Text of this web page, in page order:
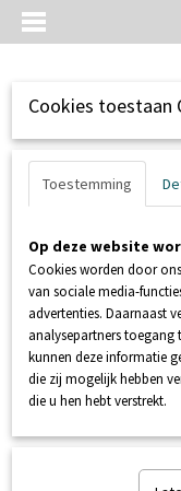
Inloggen Registreren
Cookies toestaan
Toestemming
Op deze website
Cookies worden door
van sociale media-
advertenties. Daarnaast
analysepartners
kunnen deze informatie
die zij mogelijk hebben
die u hen hebt verstrekt.